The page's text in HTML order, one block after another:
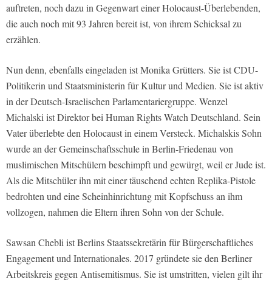
auftreten, noch dazu in Gegenwart einer Holocaust-Überlebenden,
die auch noch mit 93 Jahren bereit ist, von ihrem Schicksal zu
erzählen.
Nun denn, ebenfalls eingeladen ist Monika Grütters. Sie ist CDU-
Politikerin und Staatsministerin für Kultur und Medien. Sie ist aktiv
in der Deutsch-Israelischen Parlamentariergruppe. Wenzel
Michalski ist Direktor bei Human Rights Watch Deutschland. Sein
Vater überlebte den Holocaust in einem Versteck. Michalskis Sohn
wurde an der Gemeinschaftsschule in Berlin-Friedenau von
muslimischen Mitschülern beschimpft und gewürgt, weil er Jude ist.
Als die Mitschüler ihn mit einer täuschend echten Replika-Pistole
bedrohten und eine Scheinhinrichtung mit Kopfschuss an ihm
vollzogen, nahmen die Eltern ihren Sohn von der Schule.
Sawsan Chebli ist Berlins Staatssekretärin für Bürgerschaftliches
Engagement und Internationales. 2017 gründete sie den Berliner
Arbeitskreis gegen Antisemitismus. Sie ist umstritten, vielen gilt ihr